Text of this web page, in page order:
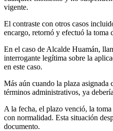
vigente.
El contraste con otros casos
encargo, retornó y efectuó la toma
En el caso de Alcalde Huamán,
interrogante legítima sobre la
en este caso.
Más aún cuando la plaza
términos administrativos, ya
A la fecha, el plazo venció, la
con normalidad. Esta situación
documento.